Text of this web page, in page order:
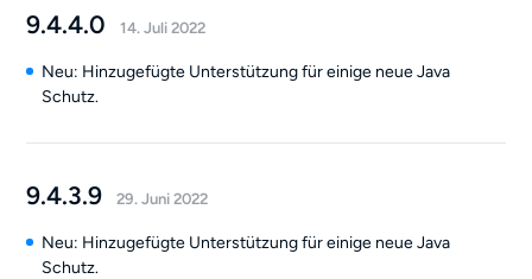
9.4.4.0 14. Juli 2022
Neu: Hinzugefügte Unterstützung für einige neue Java
Schutz.
9.4.3.9 29. Juni 2022
Neu: Hinzugefügte Unterstützung für einige neue Java
Schutz.